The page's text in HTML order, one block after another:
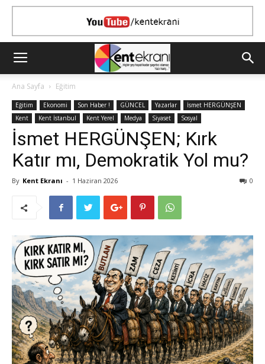
Ana Sayfa Eğitim
Eğitim Ekonomi Son Haber ! GÜNCEL Yazarlar
İsmet HERGÜNŞEN
Kent
Kent İstanbul Kent Yerel Medya Siyaset Sosyal
İsmet HERGÜNŞEN; Kırk
Katır mı, Demokratik Yol mu?
By Kent Ekranı - 1 Haziran 2026 0